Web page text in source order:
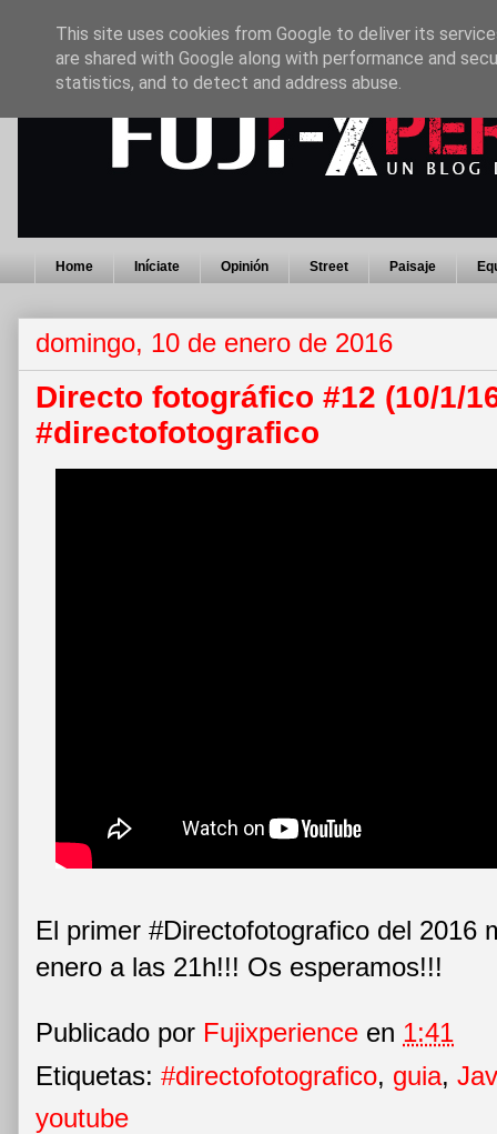
Home Iníciate Opinión Street Paisaje
domingo, 10 de enero de 2016
Directo fotográfico #12 (10/1/
#directofotografico
El primer #Directofotografico del 2016
enero a las 21h!!! Os esperamos!!!
Publicado por Fujixperience en 1:41
Etiquetas: #directofotografico, guia,
youtube
This site uses cookies from Google to deliver its
are shared with Google along with performance and
statistics, and to detect and address abuse.